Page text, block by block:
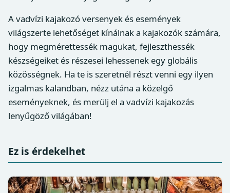
A vadvízi kajakozó versenyek és események
világszerte lehetőséget kínálnak a kajakozók számára,
hogy megmérettessék magukat, fejleszthessék
készségeiket és részesei lehessenek egy globális
közösségnek. Ha te is szeretnél részt venni egy ilyen
izgalmas kalandban, nézz utána a közelgő
eseményeknek, és merülj el a vadvízi kajakozás
lenyűgöző világában!
Ez is érdekelhet